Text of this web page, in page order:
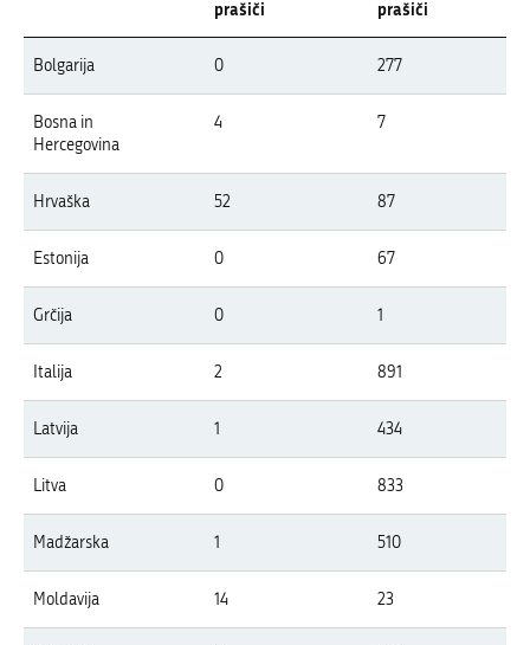
Pregled pojavov APK v letu 2026 po državah Evrope
V tabeli so prikazani izbruhi APK v Evropi v letu 2026 po državah, ločeno
prašiči prašiči
Bolgarija 0 277
Bosna in
Hercegovina
4 7
Hrvaška 52 87
Estonija 0 67
Grčija 0 1
Italija 2 891
Latvija 1 434
Litva 0 833
Madžarska 1 510
Moldavija 14 23